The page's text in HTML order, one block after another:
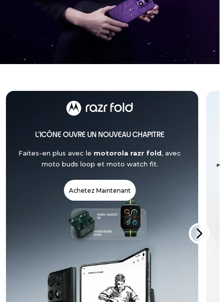
Une expérience cosmique
avec Crystals by
Swarovski®
Collection :lemotorola signature et lesmoto
buds 2 plus,sublimés par des Crystals by
En Savoir Plus
L’ICÔNE OUVRE UN NOUVEAU CHAPITRE
Faites-en plus avec le motorola razr fold, avec
moto buds loop et moto watch fit.
Achetez Maintenant